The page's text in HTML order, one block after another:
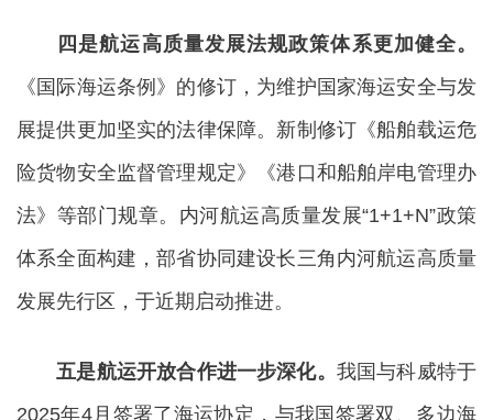
四是航运高质量发展法规政策体系更加健全。
《国际海运条例》的修订，为维护国家海运安全与发
展提供更加坚实的法律保障。新制修订《船舶载运危
险货物安全监督管理规定》《港口和船舶岸电管理办
法》等部门规章。内河航运高质量发展“1+1+N”政策
体系全面构建，部省协同建设长三角内河航运高质量
发展先行区，于近期启动推进。
五是航运开放合作进一步深化。 我国与科威特于
2025年4月签署了海运协定，与我国签署双、多边海